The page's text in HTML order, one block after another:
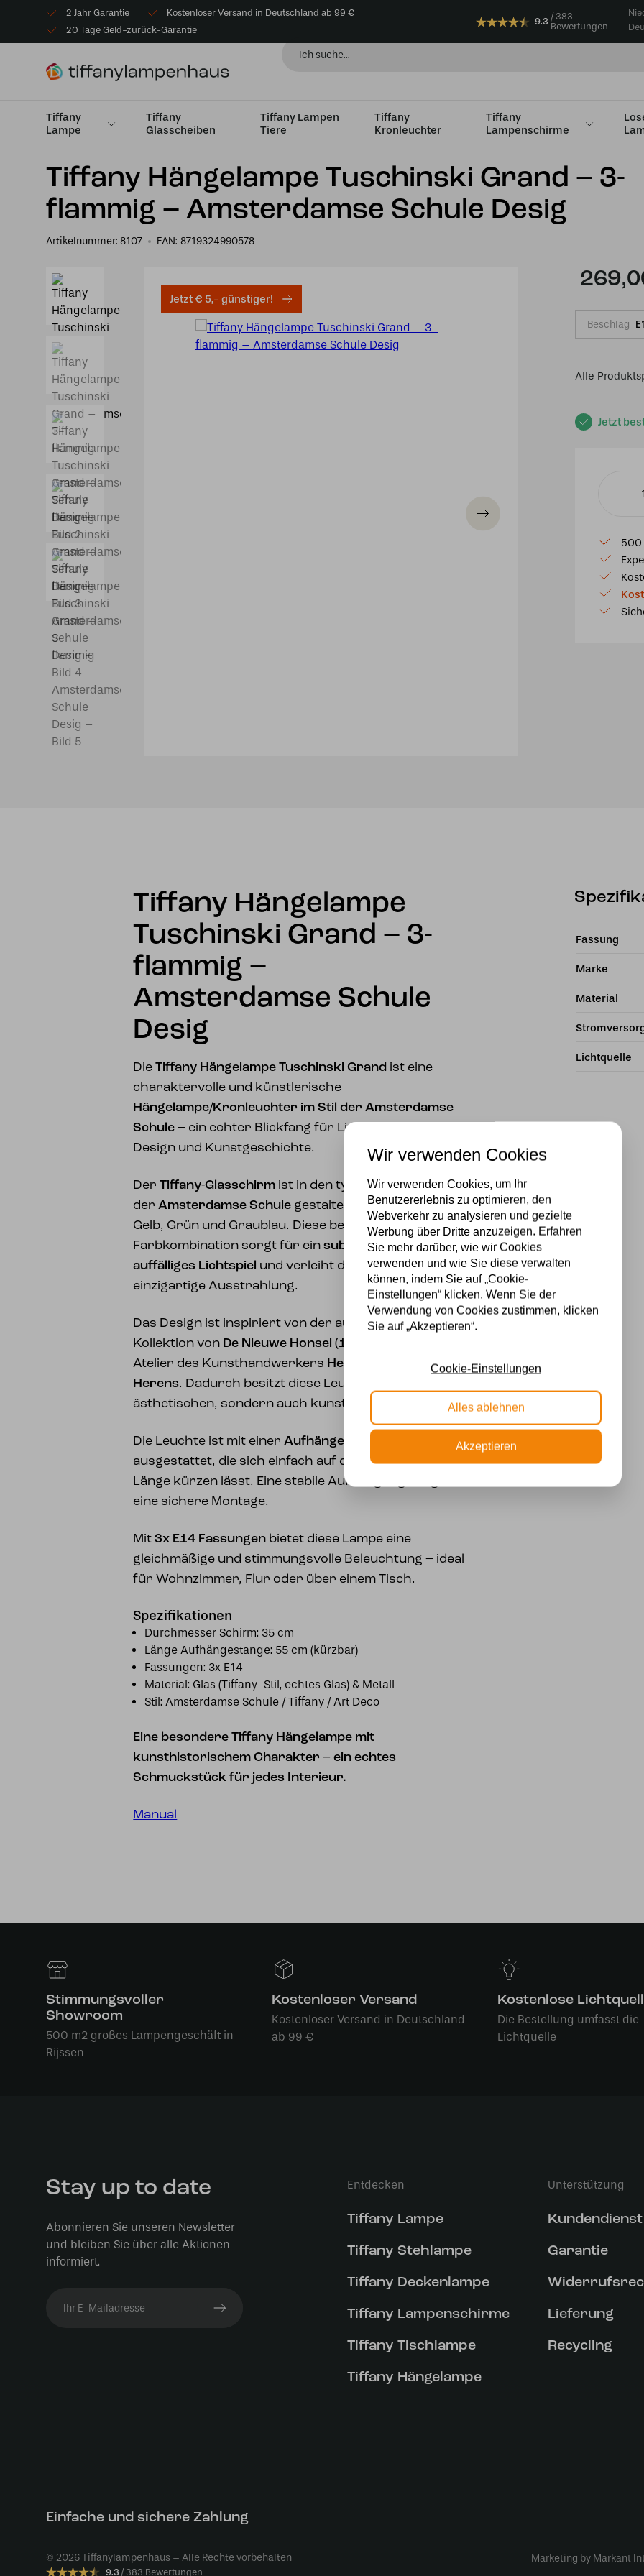
2 Jahr Garantie
Kostenloser Versand in Deutschland ab 99 €
20 Tage Geld-zurück-Garantie
9.3
383
Bewertungen
Tiffany
Lampe
Tiffany
Glasscheiben
Tiffany Lampen
Tiere
Tiffany
Kronleuchter
Tiffany
Lampenschirme
Startseite Tiffany Hängelampe Tiffany Hängelampe Tuschinski Grand – 3-flammig – Amsterdamse Schule
Tiffany Hängelampe Tuschinski Grand – 3-
flammig – Amsterdamse Schule Desig
Artikelnummer: 8107 EAN: 8719324990578
Jetzt € 5,- günstiger!
Jetzt
Beschlag
Alle
Grand
3-
flammig
500
Tiffany Hängelampe
Tuschinski Grand – 3-
flammig –
Amsterdamse Schule
Desig
DieTiffany Hängelampe Tuschinski Grand ist eine
charaktervolle und künstlerische
Hängelampe/Kronleuchter im Stil der Amsterdamse
Schule – ein echter Blickfang für Liebhaber von
Design und Kunstgeschichte.
DerTiffany-Glasschirm ist in den typischen Farben
derAmsterdamse Schule gestaltet: warmes Orange,
Gelb, Grün und Graublau. Diese besondere
Farbkombination sorgt für einsubtiles, aber
auffälliges Lichtspiel und verleiht der Lampe eine
einzigartige Ausstrahlung.
Das Design ist inspiriert von der authentischen
Kollektion von De Nieuwe Honsel (1919–1929)
Atelier des Kunsthandwerkers Hendrik Cornelis
Herens. Dadurch besitzt diese Leuchte nicht nur
ästhetischen, sondern auch kunsthistorischen Wert.
Die Leuchte ist mit einerAufhängestange von 55 cm
ausgestattet, die sich einfach auf die gewünschte
Länge kürzen lässt. Eine stabile Aufhängung sorgt für
eine sichere Montage.
Mit3x E14 Fassungen bietet diese Lampe eine
gleichmäßige und stimmungsvolle Beleuchtung – ideal
für Wohnzimmer, Flur oder über einem Tisch.
Spezifikationen
Durchmesser Schirm: 35 cm
Länge Aufhängestange: 55 cm (kürzbar)
Fassungen: 3x E14
Material: Glas (Tiffany-Stil, echtes Glas) & Metall
Stil: Amsterdamse Schule / Tiffany / Art Deco
Eine besondere Tiffany Hängelampe mit
kunsthistorischem Charakter – ein echtes
Schmuckstück für jedes Interieur.
Manual
Fassung
Marke
Material
Lichtquelle
Stimmungsvoller
Showroom
500 m2 großes Lampengeschäft in
Rijssen
Kostenloser Versand
Kostenloser Versand in Deutschland
ab 99 €
Kostenlose
Die Bestellung umfasst die
Lichtquelle
Stay up to date
Abonnieren Sie unseren Newsletter
und bleiben Sie über alle Aktionen
informiert.
Entdecken
Tiffany Lampe
Tiffany Stehlampe
Tiffany Deckenlampe
Tiffany Lampenschirme
Tiffany Tischlampe
Tiffany Hängelampe
Unterstützung
Kundendienst
Garantie
Lieferung
Recycling
Einfache und sichere Zahlung
© 2026 Tiffanylampenhaus – Alle Rechte vorbehalten
9.3 383 Bewertungen
Marketing by Markant
Wir verwenden Cookies
Wir verwenden Cookies, um Ihr
Benutzererlebnis zu optimieren, den
Webverkehr zu analysieren und gezielte
Werbung über Dritte anzuzeigen. Erfahren
Sie mehr darüber, wie wir Cookies
verwenden und wie Sie diese verwalten
können, indem Sie auf „Cookie-
Einstellungen“ klicken. Wenn Sie der
Verwendung von Cookies zustimmen, klicken
Sie auf „Akzeptieren“.
Cookie-Einstellungen
Alles ablehnen
Akzeptieren